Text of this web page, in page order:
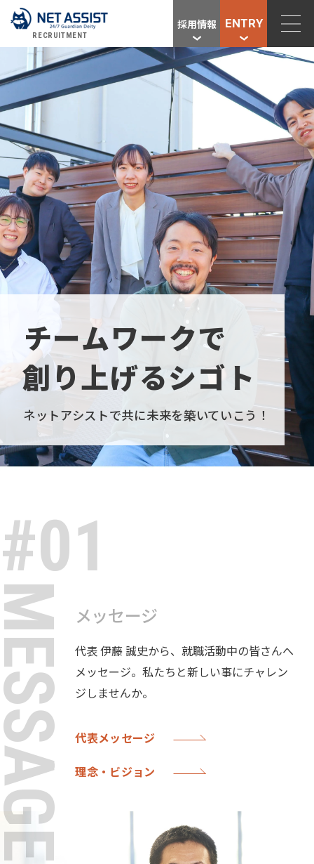
RECRUITMENT
採用情報 ENTRY
チームワークで
創り上げるシゴト
ネットアシストで共に未来を築いていこう！
#01
メッセージ
代表 伊藤 誠史から、就職活動中の皆さんへ
メッセージ。私たちと新しい事にチャレン
ジしませんか。
代表メッセージ
理念・ビジョン